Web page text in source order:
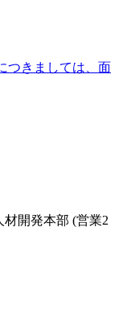
つきましては、面
開発本部 (営業2